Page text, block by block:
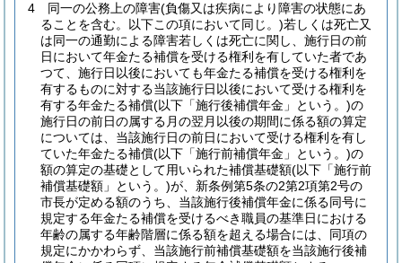
4
同一の公務上の障害(負傷又は疾病により障害の状態にあ
ることを含む。以下この項において同じ。)若しくは死亡又
は同一の通勤による障害若しくは死亡に関し、施行日の前
日において年金たる補償を受ける権利を有していた者であ
つて、施行日以後においても年金たる補償を受ける権利を
有するものに対する当該施行日以後において受ける権利を
有する年金たる補償(以下「施行後補償年金」という。)の
施行日の前日の属する月の翌月以後の期間に係る額の算定
については、当該施行日の前日において受ける権利を有し
ていた年金たる補償(以下「施行前補償年金」という。)の
額の算定の基礎として用いられた補償基礎額(以下「施行前
補償基礎額」という。)が、新条例第5条の2第2項第2号の
市長が定める額のうち、当該施行後補償年金に係る同号に
規定する年金たる補償を受けるべき職員の基準日における
年齢の属する年齢階層に係る額を超える場合には、同項の
規定にかかわらず、当該施行前補償基礎額を当該施行後補